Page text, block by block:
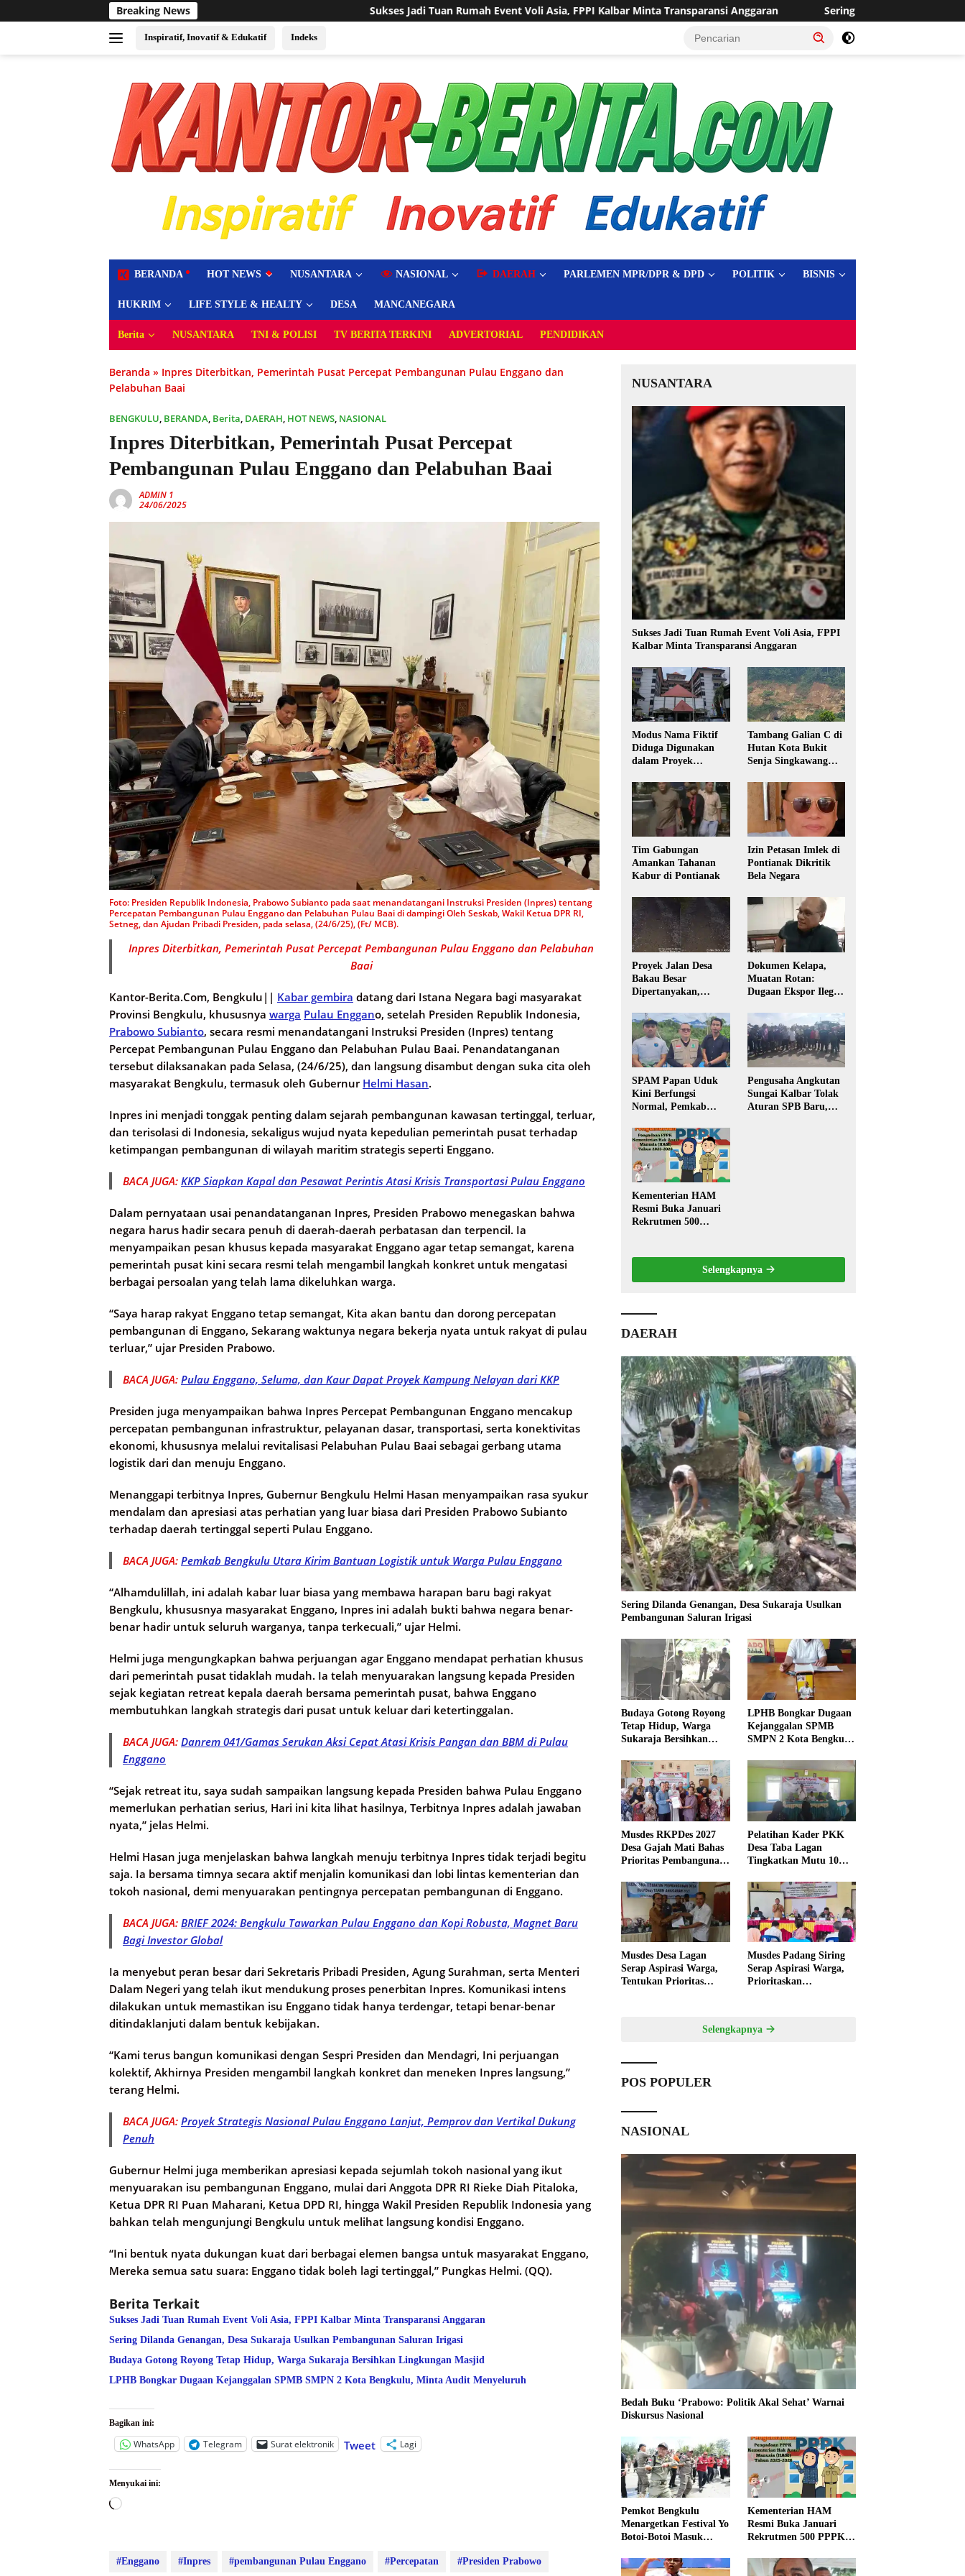
ke
Breaking News Sukses Jadi Tuan Rumah Event Voli Asia, FPPI Kalbar Minta Transparansi Anggaran Sering Dilanda Genangan, Desa Sukaraja Usulkan
Inspiratif, Inovatif & Edukatif Indeks
BERANDA HOT NEWS NUSANTARA NASIONAL DAERAH PARLEMEN MPR/DPR & DPD POLITIK BISNIS
HUKRIM LIFE STYLE & HEALTY DESA MANCANEGARA
Berita NUSANTARA TNI & POLISI TV BERITA TERKINI ADVERTORIAL PENDIDIKAN
Beranda » Inpres Diterbitkan, Pemerintah Pusat Percepat Pembangunan Pulau Enggano dan
Pelabuhan Baai
BENGKULU, BERANDA, Berita, DAERAH, HOT NEWS, NASIONAL
Inpres Diterbitkan, Pemerintah Pusat Percepat
Pembangunan Pulau Enggano dan Pelabuhan Baai
ADMIN 1
24/06/2025
Foto: Presiden Republik Indonesia, Prabowo Subianto pada saat menandatangani Instruksi Presiden (Inpres) tentang
Percepatan Pembangunan Pulau Enggano dan Pelabuhan Pulau Baai di dampingi Oleh Seskab, Wakil Ketua DPR RI,
Setneg, dan Ajudan Pribadi Presiden, pada selasa, (24/6/25), (Ft/ MCB).
Inpres Diterbitkan, Pemerintah Pusat Percepat Pembangunan Pulau Enggano dan Pelabuhan
Baai
Kantor-Berita.Com, Bengkulu|| Kabar gembira datang dari Istana Negara bagi masyarakat
Provinsi Bengkulu, khususnya warga Pulau Enggano, setelah Presiden Republik Indonesia,
Prabowo Subianto, secara resmi menandatangani Instruksi Presiden (Inpres) tentang
Percepat Pembangunan Pulau Enggano dan Pelabuhan Pulau Baai. Penandatanganan
tersebut dilaksanakan pada Selasa, (24/6/25), dan langsung disambut dengan suka cita oleh
masyarakat Bengkulu, termasuk oleh Gubernur Helmi Hasan.
Inpres ini menjadi tonggak penting dalam sejarah pembangunan kawasan tertinggal, terluar,
dan terisolasi di Indonesia, sekaligus wujud nyata kepedulian pemerintah pusat terhadap
ketimpangan pembangunan di wilayah maritim strategis seperti Enggano.
BACA JUGA: KKP Siapkan Kapal dan Pesawat Perintis Atasi Krisis Transportasi Pulau Enggano
Dalam pernyataan usai penandatanganan Inpres, Presiden Prabowo menegaskan bahwa
negara harus hadir secara penuh di daerah-daerah perbatasan dan terpencil. Ia
menyampaikan pesan khusus kepada masyarakat Enggano agar tetap semangat, karena
pemerintah pusat kini secara resmi telah mengambil langkah konkret untuk mengatasi
berbagai persoalan yang telah lama dikeluhkan warga.
“Saya harap rakyat Enggano tetap semangat, Kita akan bantu dan dorong percepatan
pembangunan di Enggano, Sekarang waktunya negara bekerja nyata untuk rakyat di pulau
terluar,” ujar Presiden Prabowo.
BACA JUGA: Pulau Enggano, Seluma, dan Kaur Dapat Proyek Kampung Nelayan dari KKP
Presiden juga menyampaikan bahwa Inpres Percepat Pembangunan Enggano mencakup
percepatan pembangunan infrastruktur, pelayanan dasar, transportasi, serta konektivitas
ekonomi, khususnya melalui revitalisasi Pelabuhan Pulau Baai sebagai gerbang utama
logistik dari dan menuju Enggano.
Menanggapi terbitnya Inpres, Gubernur Bengkulu Helmi Hasan menyampaikan rasa syukur
mendalam dan apresiasi atas perhatian yang luar biasa dari Presiden Prabowo Subianto
terhadap daerah tertinggal seperti Pulau Enggano.
BACA JUGA: Pemkab Bengkulu Utara Kirim Bantuan Logistik untuk Warga Pulau Enggano
“Alhamdulillah, ini adalah kabar luar biasa yang membawa harapan baru bagi rakyat
Bengkulu, khususnya masyarakat Enggano, Inpres ini adalah bukti bahwa negara benar-
benar hadir untuk seluruh warganya, tanpa terkecuali,” ujar Helmi.
Helmi juga mengungkapkan bahwa perjuangan agar Enggano mendapat perhatian khusus
dari pemerintah pusat tidaklah mudah. Ia telah menyuarakan langsung kepada Presiden
sejak kegiatan retreat kepala daerah bersama pemerintah pusat, bahwa Enggano
membutuhkan langkah strategis dari pusat untuk keluar dari ketertinggalan.
BACA JUGA: Danrem 041/Gamas Serukan Aksi Cepat Atasi Krisis Pangan dan BBM di Pulau
Enggano
“Sejak retreat itu, saya sudah sampaikan langsung kepada Presiden bahwa Pulau Enggano
memerlukan perhatian serius, Hari ini kita lihat hasilnya, Terbitnya Inpres adalah jawaban
nyata,” jelas Helmi.
Helmi Hasan juga menjelaskan bahwa langkah menuju terbitnya Inpres tidak terjadi begitu
saja. Ia bersama timnya secara aktif menjalin komunikasi dan lobi lintas kementerian dan
tokoh nasional, demi menyuarakan pentingnya percepatan pembangunan di Enggano.
BACA JUGA: BRIEF 2024: Bengkulu Tawarkan Pulau Enggano dan Kopi Robusta, Magnet Baru
Bagi Investor Global
Ia menyebut peran besar dari Sekretaris Pribadi Presiden, Agung Surahman, serta Menteri
Dalam Negeri yang telah ikut mendukung proses penerbitan Inpres. Komunikasi intens
dilakukan untuk memastikan isu Enggano tidak hanya terdengar, tetapi benar-benar
ditindaklanjuti dalam bentuk kebijakan.
“Kami terus bangun komunikasi dengan Sespri Presiden dan Mendagri, Ini perjuangan
kolektif, Akhirnya Presiden mengambil langkah konkret dan meneken Inpres langsung,”
terang Helmi.
BACA JUGA: Proyek Strategis Nasional Pulau Enggano Lanjut, Pemprov dan Vertikal Dukung
Penuh
Gubernur Helmi juga memberikan apresiasi kepada sejumlah tokoh nasional yang ikut
menyuarakan isu pembangunan Enggano, mulai dari Anggota DPR RI Rieke Diah Pitaloka,
Ketua DPR RI Puan Maharani, Ketua DPD RI, hingga Wakil Presiden Republik Indonesia yang
bahkan telah mengunjungi Bengkulu untuk melihat langsung kondisi Enggano.
“Ini bentuk nyata dukungan kuat dari berbagai elemen bangsa untuk masyarakat Enggano,
Mereka semua satu suara: Enggano tidak boleh lagi tertinggal,” Pungkas Helmi. (QQ).
Berita Terkait
Sukses Jadi Tuan Rumah Event Voli Asia, FPPI Kalbar Minta Transparansi Anggaran
Sering Dilanda Genangan, Desa Sukaraja Usulkan Pembangunan Saluran Irigasi
Budaya Gotong Royong Tetap Hidup, Warga Sukaraja Bersihkan Lingkungan Masjid
LPHB Bongkar Dugaan Kejanggalan SPMB SMPN 2 Kota Bengkulu, Minta Audit Menyeluruh
Bagikan ini:
WhatsApp Telegram Surat elektronik Tweet Lagi
Menyukai ini:
Memuat...
#Enggano #Inpres #pembangunan Pulau Enggano #Percepatan #Presiden Prabowo
NUSANTARA
Sukses Jadi Tuan Rumah Event Voli Asia, FPPI
Kalbar Minta Transparansi Anggaran
Modus Nama Fiktif
Diduga Digunakan
dalam Proyek
Tambang Galian C di
Hutan Kota Bukit
Senja Singkawang
Tim Gabungan
Amankan Tahanan
Kabur di Pontianak
Izin Petasan Imlek di
Pontianak Dikritik
Bela Negara
Proyek Jalan Desa
Bakau Besar
Dipertanyakan,
dan Transparansi
Pelaksanaan
Pembangunan
Dokumen Kelapa,
Muatan Rotan:
Dugaan Ekspor Ilegal
Publik Kalbar
SPAM Papan Uduk
Kini Berfungsi
Normal, Pemkab
Distribusi Air Bersih
Lancar ke Rumah
Warga
Pengusaha Angkutan
Sungai Kalbar Tolak
Aturan SPB Baru,
Kementerian HAM
Resmi Buka Januari
Rekrutmen 500
Selengkapnya
DAERAH
Sering Dilanda Genangan, Desa Sukaraja Usulkan
Pembangunan Saluran Irigasi
Budaya Gotong Royong
Tetap Hidup, Warga
Sukaraja Bersihkan
LPHB Bongkar Dugaan
Kejanggalan SPMB
SMPN 2 Kota Bengkulu,
Menyeluruh
Musdes RKPDes 2027
Desa Gajah Mati Bahas
Prioritas Pembangunan
Pelatihan Kader PKK
Desa Taba Lagan
Tingkatkan Mutu 10
Musdes Desa Lagan
Serap Aspirasi Warga,
Tentukan Prioritas
Musdes Padang Siring
Serap Aspirasi Warga,
Prioritaskan
Selengkapnya
POS POPULER
NASIONAL
Bedah Buku ‘Prabowo: Politik Akal Sehat’ Warnai
Diskursus Nasional
Pemkot Bengkulu
Menargetkan Festival Yo
Botoi-Botoi Masuk
Nasional
Kementerian HAM
Resmi Buka Januari
Rekrutmen 500 PPPK,